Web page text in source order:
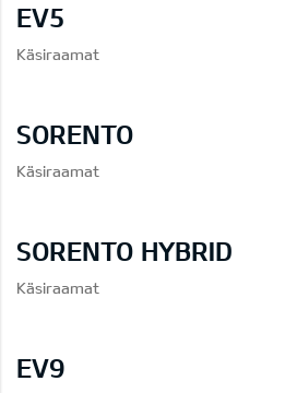
EV5
Käsiraamat
SORENTO
Käsiraamat
SORENTO HYBRID
Käsiraamat
EV9